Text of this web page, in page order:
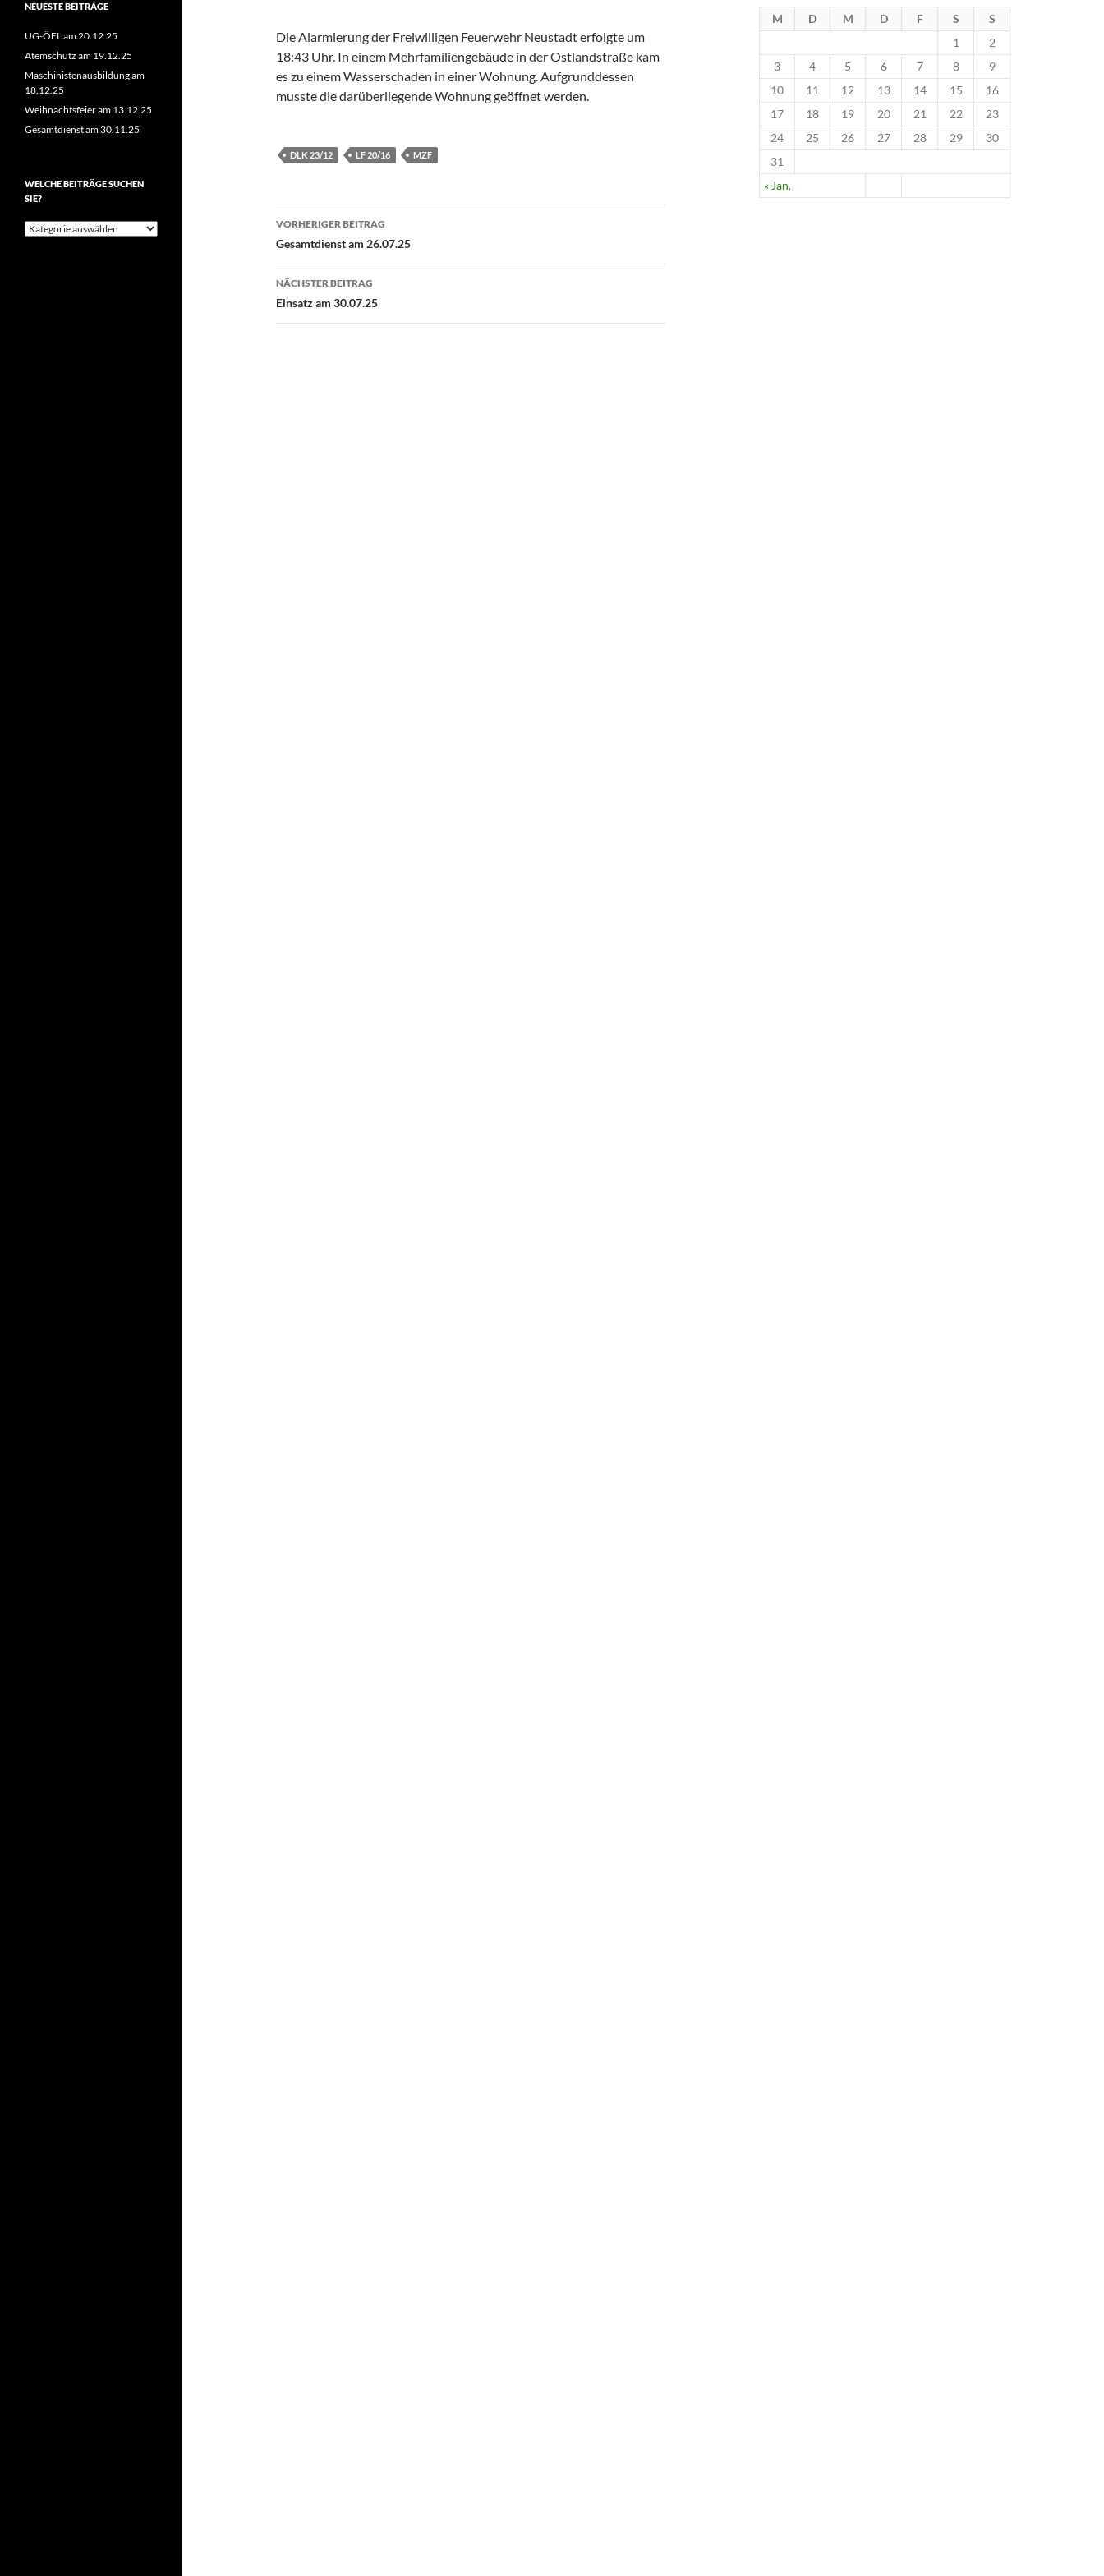
Die Alarmierung der Freiwilligen Feuerwehr Neustadt erfolgte um
18:43 Uhr. In einem Mehrfamiliengebäude in der Ostlandstraße kam
es zu einem Wasserschaden in einer Wohnung. Aufgrunddessen
musste die darüberliegende Wohnung geöffnet werden.
DLK 23/12 LF 20/16 MZF
Beitragsnavigation
VORHERIGER BEITRAG
Gesamtdienst am 26.07.25
NÄCHSTER BEITRAG
Einsatz am 30.07.25
M D M D F S S
« Jan.
1
2
3
4 5 6 7 8
9
10
11 12 13 14 15
16
17
18 19 20 21 22
23
24
25 26 27 28 29
30
31
NEUESTE BEITRÄGE
UG-ÖEL am 20.12.25
Atemschutz am 19.12.25
Maschinistenausbildung am
18.12.25
Weihnachtsfeier am 13.12.25
Gesamtdienst am 30.11.25
WELCHE BEITRÄGE SUCHEN
SIE?
Welche